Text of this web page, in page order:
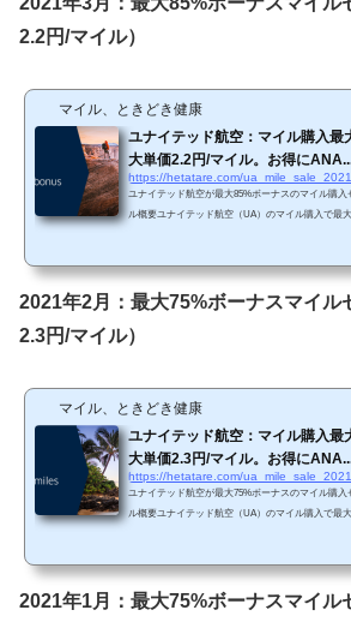
2.2円/マイル）
マイル、ときどき健康
ユナイテッド航空：マイル購入最
大単価2.2円/マイル。お得に
https://hetatare.com/
ユナイテッド航空が最大85%ボーナスのマイル購
ル概要ユナイテッド航空（UA）のマイル購入で最
ーナスセールが続いていましたので、今回のセー
で「リダイレクトが繰り返し行われました」とい
2021年2月：最大75%ボーナスマイル
2.3円/マイル）
マイル、ときどき健康
ユナイテッド航空：マイル購入最
大単価2.3円/マイル。お得に
https://hetatare.com/
ユナイテッド航空が最大75%ボーナスのマイル購
ル概要ユナイテッド航空（UA）のマイル購入で最
5%は低いボーナス率になりますので、残念ながら
ん。 Chromeで「リダイレクトが繰り返し行われ
2021年1月：最大75%ボーナスマイル